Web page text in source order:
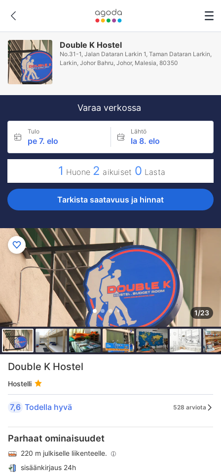
Double K Hostel
No.31-1, Jalan Dataran Larkin 1, Taman Dataran Larkin,
Larkin, Johor Bahru, Johor, Malesia, 80350
Varaa verkossa
Tulo
pe 7. elo
Lähtö
la 8. elo
1 Huone 2 aikuiset 0 Lasta
Tarkista saatavuus ja hinnat
1/23
Double K Hostel
Hostelli
7,6 Todella hyvä 528 arviota
Parhaat ominaisuudet
220 m julkiselle liikenteelle.
sisäänkirjaus 24h